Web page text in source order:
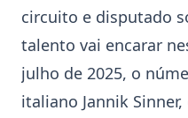
circuito e disputado
talento vai encarar
julho de 2025, o
italiano Jannik Sinner,